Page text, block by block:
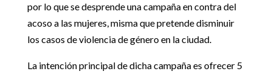
por lo que se desprende una campaña en contra del
acoso a las mujeres, misma que pretende disminuir
los casos de violencia de género en la ciudad.
La intención principal de dicha campaña es ofrecer 5